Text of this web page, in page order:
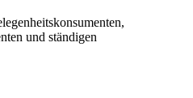
und ständigen